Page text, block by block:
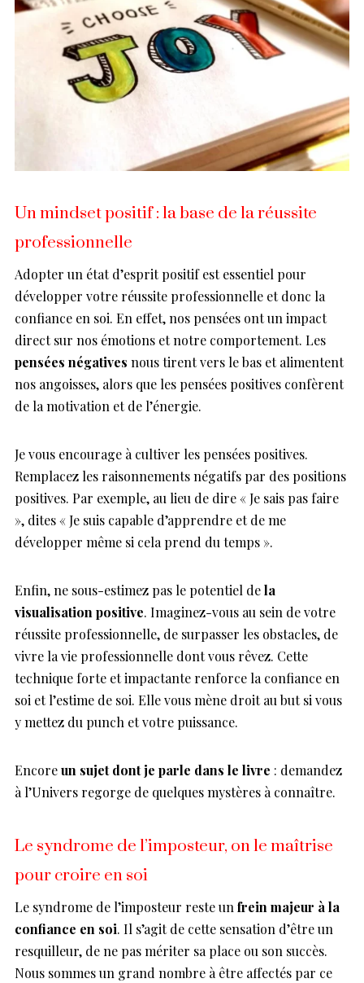
Un mindset positif : la base de la réussite
professionnelle
Adopter un état d’esprit positif est essentiel pour
développer votre réussite professionnelle et donc la
confiance en soi. En effet, nos pensées ont un impact
direct sur nos émotions et notre comportement. Les
pensées négatives nous tirent vers le bas et alimentent
nos angoisses, alors que les pensées positives confèrent
de la motivation et de l’énergie.
Je vous encourage à cultiver les pensées positives.
Remplacez les raisonnements négatifs par des positions
positives. Par exemple, au lieu de dire « Je sais pas faire
», dites « Je suis capable d’apprendre et de me
développer même si cela prend du temps ».
Enfin, ne sous-estimez pas le potentiel dela
visualisation positive. Imaginez-vous au sein de votre
réussite professionnelle, de surpasser les obstacles, de
vivre la vie professionnelle dont vous rêvez. Cette
technique forte et impactante renforce la confiance en
soi et l’estime de soi. Elle vous mène droit au but si vous
y mettez du punch et votre puissance.
Encoreun sujet dont je parle dans le livre : demandez
à l’Univers regorge de quelques mystères à connaître.
Le syndrome de l’imposteur, on le maîtrise
pour croire en soi
Le syndrome de l’imposteur reste unfrein majeur à la
confiance en soi. Il s’agit de cette sensation d’être un
resquilleur, de ne pas mériter sa place ou son succès.
Nous sommes un grand nombre à être affectés par ce